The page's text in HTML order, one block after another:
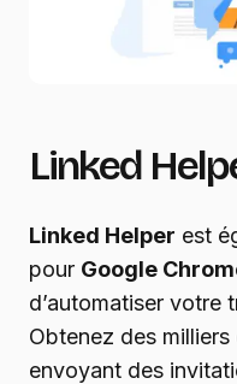
Linked
Linked Helper est
pour Google
d’automatiser votre
Obtenez des
envoyant des